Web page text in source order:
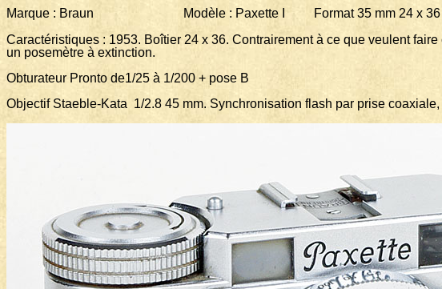
Marque : Braun Modèle : Paxette I Format 35 mm 24 x 36
Caractéristiques : 1953. Boîtier 24 x 36. Contrairement à ce que veulent
un posemètre à extinction.
Obturateur Pronto de1/25 à 1/200 + pose B
Objectif Staeble-Kata 1/2.8 45 mm. Synchronisation flash par prise